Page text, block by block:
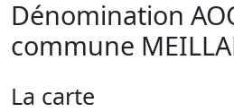
Dénomination
commune
La carte